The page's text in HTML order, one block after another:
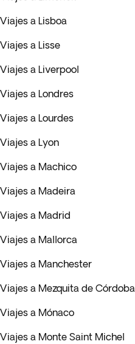
Viajes a Lisboa
Viajes a Lisse
Viajes a Liverpool
Viajes a Londres
Viajes a Lourdes
Viajes a Lyon
Viajes a Machico
Viajes a Madeira
Viajes a Madrid
Viajes a Mallorca
Viajes a Manchester
Viajes a Mezquita de Córdoba
Viajes a Mónaco
Viajes a Monte Saint Michel